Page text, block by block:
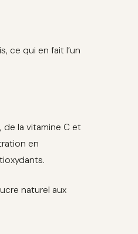
ce qui en fait l’un
de la vitamine C et
en
naturel aux